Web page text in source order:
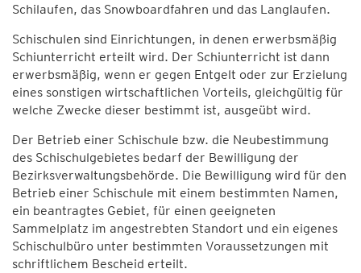
Schilaufen, das Snowboardfahren und das Langlaufen.
Schischulen sind Einrichtungen, in denen erwerbsmäßig
Schiunterricht erteilt wird. Der Schiunterricht ist dann
erwerbsmäßig, wenn er gegen Entgelt oder zur Erzielung
eines sonstigen wirtschaftlichen Vorteils, gleichgültig für
welche Zwecke dieser bestimmt ist, ausgeübt wird.
Der Betrieb einer Schischule bzw. die Neubestimmung
des Schischulgebietes bedarf der Bewilligung der
Bezirksverwaltungsbehörde. Die Bewilligung wird für den
Betrieb einer Schischule mit einem bestimmten Namen,
ein beantragtes Gebiet, für einen geeigneten
Sammelplatz im angestrebten Standort und ein eigenes
Schischulbüro unter bestimmten Voraussetzungen mit
schriftlichem Bescheid erteilt.